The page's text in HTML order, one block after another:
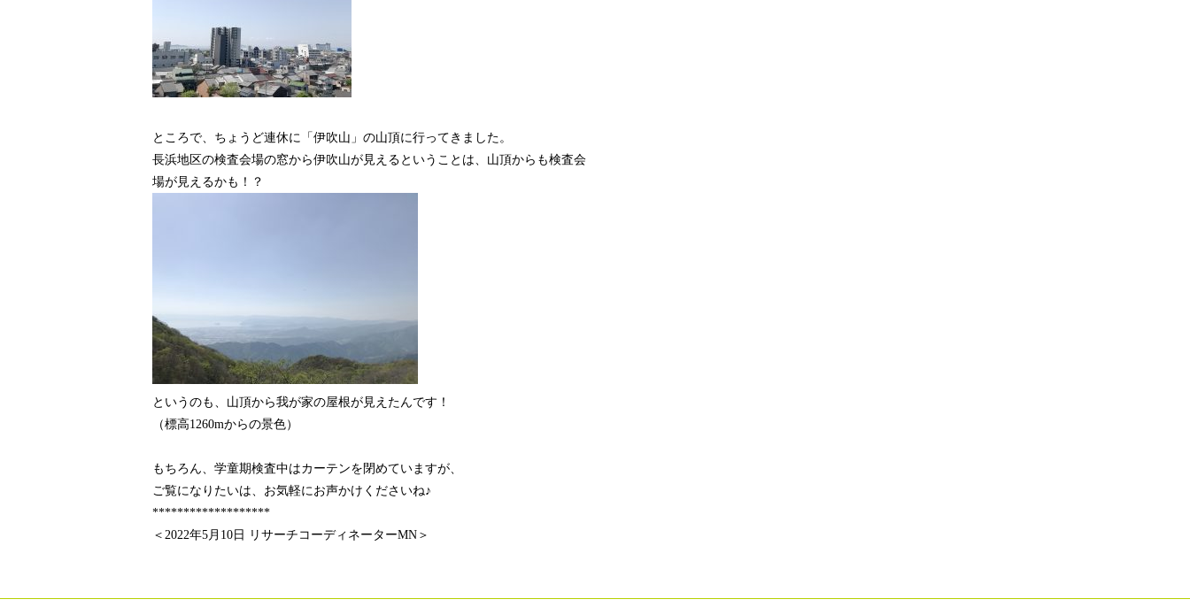
ところで、ちょうど連休に「伊吹山」の山頂に行ってきました。
長浜地区の検査会場の窓から伊吹山が見えるということは、山頂からも検査会
場が見えるかも！？
というのも、山頂から我が家の屋根が見えたんです！
（標高1260mからの景色）
もちろん、学童期検査中はカーテンを閉めていますが、
ご覧になりたいは、お気軽にお声かけくださいね♪
*******************
＜2022年5月10日 リサーチコーディネーターMN＞